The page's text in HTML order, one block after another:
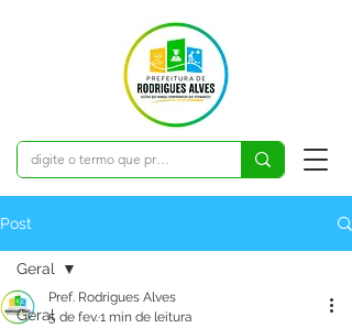
Post
Geral
Geral
Pref. Rodrigues Alves
5 de fev.1 min de leitura